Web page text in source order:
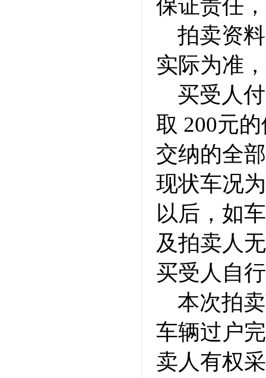
保证责任
拍卖资
实际为准
买受人
取 200元
交纳的全
现状车况
以后，如
及拍卖人
买受人自
本次拍
车辆过户
卖人有权